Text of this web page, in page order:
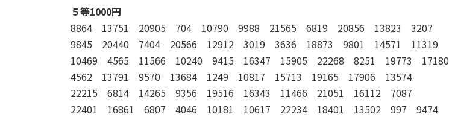
５等1000円
8864 13751 20905 704 10790 9988 21565 6819 20856 13823 3207
9845 20440 7404 20566 12912 3019 3636 18873 9801 14571 11319
10469 4565 11566 10240 9415 16347 15905 22268 8251 19773 17180
4562 13791 9570 13684 1249 10817 15713 19165 17906 13574
22215 6814 14265 9356 19516 16343 11466 21051 16112 7087
22401 16861 6807 4046 10181 10617 22234 18401 13502 997 9474